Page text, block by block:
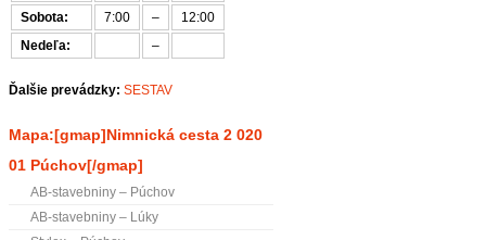
Sobota:
7:00 –
12:00
Nedeľa:
–
Ďalšie prevádzky: SESTAV
Mapa:[gmap]Nimnická cesta 2 020
01 Púchov[/gmap]
AB-stavebniny – Púchov
AB-stavebniny – Lúky